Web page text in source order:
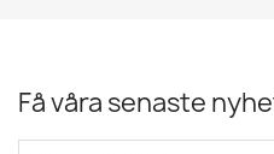
Få våra senaste